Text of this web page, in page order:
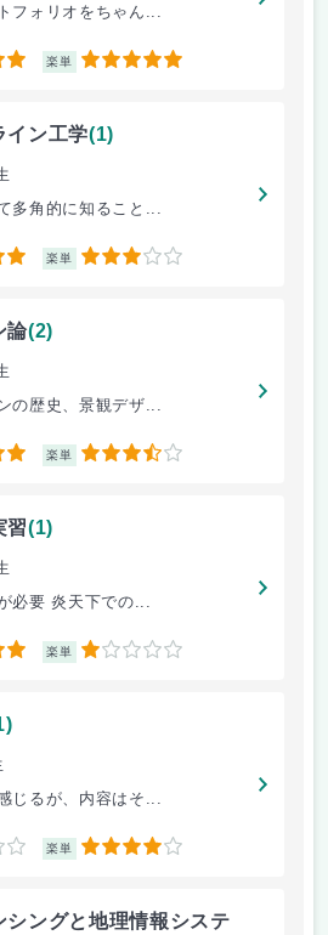
フォリオをちゃん...
楽単 5
イン工学(1)
多角的に知ること...
楽単 3
論(2)
の歴史、景観デザ...
楽単 3.5
習(1)
必要 炎天下での...
楽単 1
じるが、内容はそ...
楽単 4
シングと地理情報システ